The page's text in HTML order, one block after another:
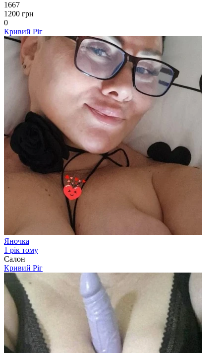
1667
1200 грн
0
Кривий Ріг
Яночка
1 рік тому
Салон
Кривий Ріг